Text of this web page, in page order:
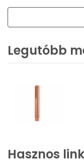
Legutóbb
Hasznos